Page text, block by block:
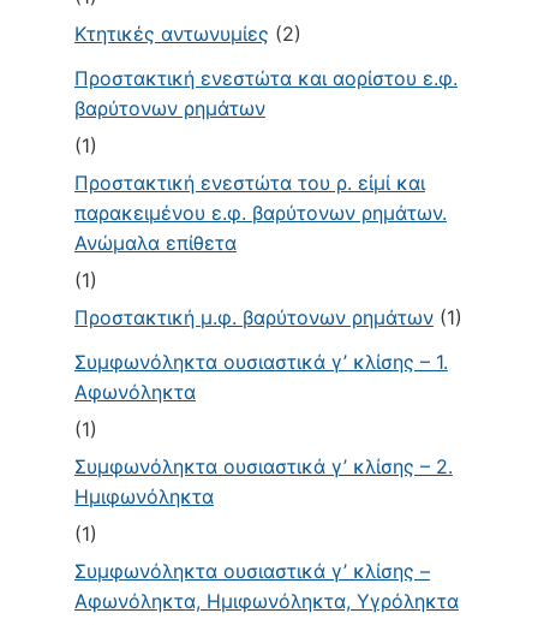
Κτητικές αντωνυμίες (2)
Προστακτική ενεστώτα και αορίστου ε.φ.
βαρύτονων ρημάτων
(1)
Προστακτική ενεστώτα του ρ. εἰμί και
παρακειμένου ε.φ. βαρύτονων ρημάτων.
Ανώμαλα επίθετα
(1)
Προστακτική μ.φ. βαρύτονων ρημάτων(1)
Συμφωνόληκτα ουσιαστικά γ’ κλίσης – 1.
Αφωνόληκτα
(1)
Συμφωνόληκτα ουσιαστικά γ’ κλίσης – 2.
Ημιφωνόληκτα
(1)
Συμφωνόληκτα ουσιαστικά γ’ κλίσης –
Αφωνόληκτα, Ημιφωνόληκτα, Υγρόληκτα